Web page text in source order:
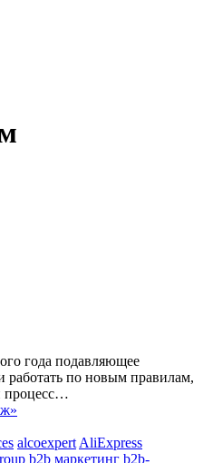
года подав­ляющее
работать по новым правилам,
процесс…
alcoexpert AliExpress
b2b маркетинг b2b-